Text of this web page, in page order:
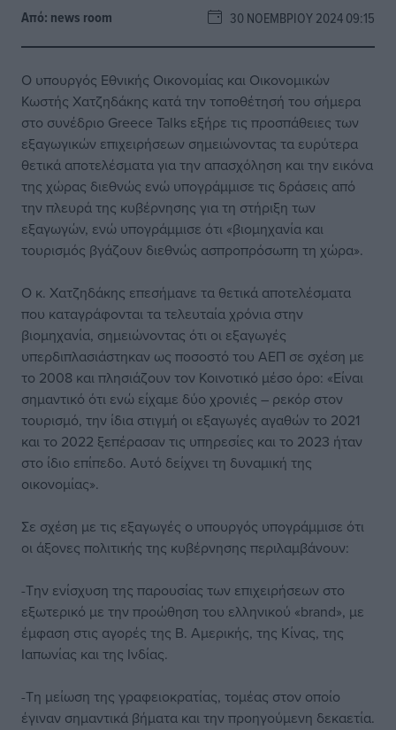
Από: news room 30 ΝΟΕΜΒΡΊΟΥ 2024 09:15
Ο υπουργός Εθνικής Οικονομίας και Οικονομικών
Κωστής Χατζηδάκης κατά την τοποθέτησή του σήμερα
στο συνέδριο Greece Talks εξήρε τις προσπάθειες των
εξαγωγικών επιχειρήσεων σημειώνοντας τα ευρύτερα
θετικά αποτελέσματα για την απασχόληση και την εικόνα
της χώρας διεθνώς ενώ υπογράμμισε τις δράσεις από
την πλευρά της κυβέρνησης για τη στήριξη των
εξαγωγών, ενώ υπογράμμισε ότι «βιομηχανία και
τουρισμός βγάζουν διεθνώς ασπροπρόσωπη τη χώρα».
Ο κ. Χατζηδάκης επεσήμανε τα θετικά αποτελέσματα
που καταγράφονται τα τελευταία χρόνια στην
βιομηχανία, σημειώνοντας ότι οι εξαγωγές
υπερδιπλασιάστηκαν ως ποσοστό του ΑΕΠ σε σχέση με
το 2008 και πλησιάζουν τον Κοινοτικό μέσο όρο: «Είναι
σημαντικό ότι ενώ είχαμε δύο χρονιές – ρεκόρ στον
τουρισμό, την ίδια στιγμή οι εξαγωγές αγαθών το 2021
και το 2022 ξεπέρασαν τις υπηρεσίες και το 2023 ήταν
στο ίδιο επίπεδο. Αυτό δείχνει τη δυναμική της
οικονομίας».
Σε σχέση με τις εξαγωγές ο υπουργός υπογράμμισε ότι
οι άξονες πολιτικής της κυβέρνησης περιλαμβάνουν:
-Την ενίσχυση της παρουσίας των επιχειρήσεων στο
εξωτερικό με την προώθηση του ελληνικού «brand», με
έμφαση στις αγορές της Β. Αμερικής, της Κίνας, της
Ιαπωνίας και της Ινδίας.
-Τη μείωση της γραφειοκρατίας, τομέας στον οποίο
έγιναν σημαντικά βήματα και την προηγούμενη δεκαετία.